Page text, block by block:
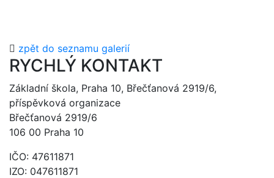
zpět do seznamu galerií
RYCHLÝ KONTAKT
Základní škola, Praha 10, Břečťanová 2919/6,
příspěvková organizace
Břečťanová 2919/6
106 00 Praha 10
IČO: 47611871
IZO: 047611871